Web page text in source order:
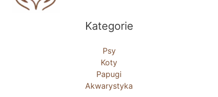
Kategorie
Psy
Koty
Papugi
Akwarystyka